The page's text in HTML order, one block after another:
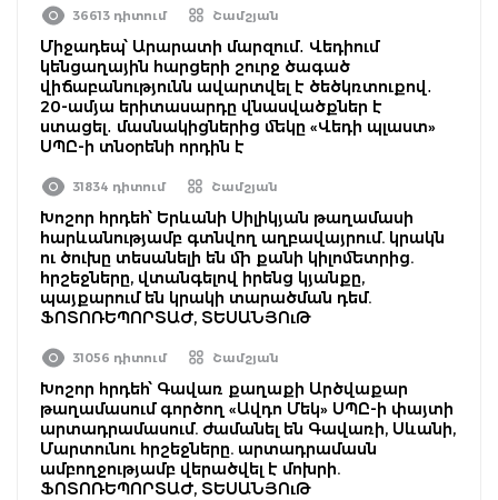
36613 դիտում Շամշյան
Միջադեպ՝ Արարատի մարզում․ Վեդիում
կենցաղային հարցերի շուրջ ծագած
վիճաբանությունն ավարտվել է ծեծկռտուքով․
20-ամյա երիտասարդը վնասվածքներ է
ստացել․ մասնակիցներից մեկը «Վեդի պլաստ»
ՍՊԸ-ի տնօրենի որդին է
31834 դիտում Շամշյան
Խոշոր հրդեհ՝ Երևանի Սիլիկյան թաղամասի
հարևանությամբ գտնվող աղբավայրում. կրակն
ու ծուխը տեսանելի են մի քանի կիլոմետրից.
հրշեջները, վտանգելով իրենց կյանքը,
պայքարում են կրակի տարածման դեմ.
ՖՈՏՈՌԵՊՈՐՏԱԺ, ՏԵՍԱՆՅՈւԹ
31056 դիտում Շամշյան
Խոշոր հրդեհ՝ Գավառ քաղաքի Արծվաքար
թաղամասում գործող «Ավդո Մեկ» ՍՊԸ-ի փայտի
արտադրամասում. ժամանել են Գավառի, Սևանի,
Մարտունու հրշեջները. արտադրամասն
ամբողջությամբ վերածվել է մոխրի.
ՖՈՏՈՌԵՊՈՐՏԱԺ, ՏԵՍԱՆՅՈւԹ